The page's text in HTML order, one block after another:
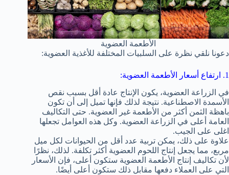
الأطعمة العضوية
دعونا نلقي نظرة على السلبيات المختلفة للأغذية العضوية:
1. ارتفاع أسعار الأطعمة العضوية:
في الزراعة العضوية، يكون الإنتاج عادة أقل بسبب نقص
الأسمدة الاصطناعية. نتيجة لذلك فإنها تميل إلى أن تكون
باهظة الثمن أكثر من الأطعمة غير العضوية. حتى التكاليف
العامة أعلى في الزراعة العضوية. وكل هذه العوامل تجعلها
اغلى على الجيب.
علاوة على ذلك، يمكن تربية عدد أقل من الحيوانات لكل ميل
مربع، مما يجعل إنتاج اللحوم العضوية أكثر تكلفة. لذلك، نظرًا
لأن تكاليف إنتاج الأطعمة العضوية ستكون أعلى، فإن الأسعار
التي على العملاء دفعها مقابل ذلك ستكون أعلى أيضًا.